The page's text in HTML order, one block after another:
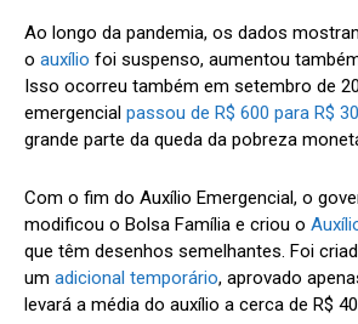
Ao longo da pandemia, os dados
o auxílio foi suspenso, aumentou
Isso ocorreu também em setembro de
emergencial passou de R$ 600 para R$
grande parte da queda da pobreza
Com o fim do Auxílio Emergencial, o
modificou o Bolsa Família e criou o
que têm desenhos semelhantes. Foi
um adicional temporário, aprovado
levará a média do auxílio a cerca de R$